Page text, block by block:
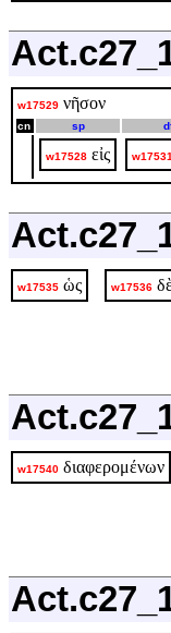
w17529 νῆσον
cn sp
w17528 εἰς w17531
w17535 ὡς w17536 δὲ
w17540 διαφερομένων